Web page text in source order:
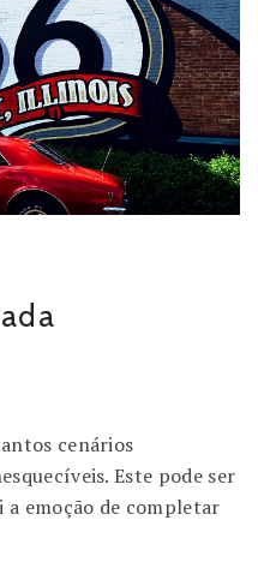
cenários
Este pode ser
a emoção de completar